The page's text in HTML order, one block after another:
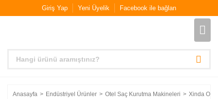
Giriş Yap Yeni Üyelik Facebook ile bağlan
Anasayfa Endüstriyel Ürünler Otel Saç Kurutma Makineleri Xinda